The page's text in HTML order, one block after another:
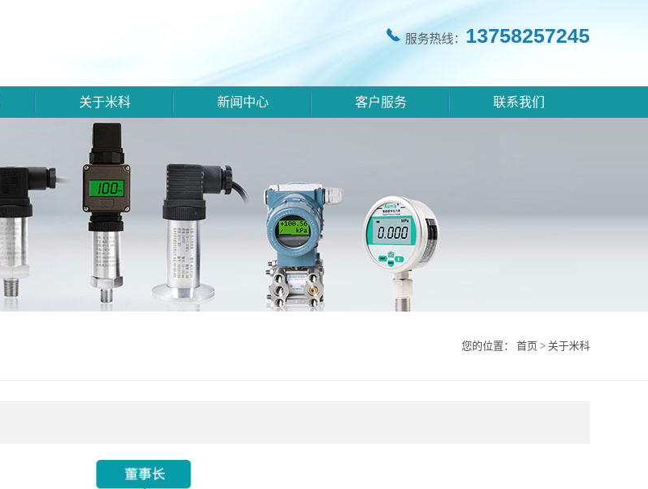
服务热线： 13758257245
关于米科 新闻中心 客户服务 联系我们
您的位置： 首页 > 关于米科